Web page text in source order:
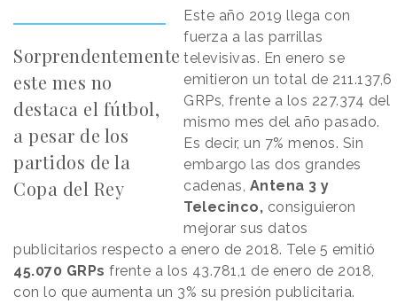
Sorprendentemente
este mes no
destaca el fútbol,
a pesar de los
partidos de la
Copa del Rey
Este año 2019 llega con
fuerza a las parrillas
televisivas. En enero se
emitieron un total de 211.137,6
GRPs, frente a los 227.374 del
mismo mes del año pasado.
Es decir, un 7% menos. Sin
embargo las dos grandes
cadenas, Antena 3 y
Telecinco, consiguieron
mejorar sus datos
publicitarios respecto a enero de 2018. Tele 5 emitió
45.070 GRPs frente a los 43.781,1 de enero de 2018,
con lo que aumenta un 3% su presión publicitaria.